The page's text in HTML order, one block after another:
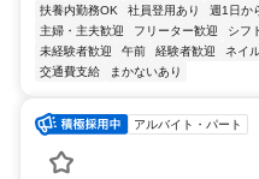
扶養内勤務OK 社員登用あり 週1日か
主婦・主夫歓迎
フリーター歓迎 シフ
未経験者歓迎
午前 経験者歓迎 ネイ
交通費支給
まかないあり
アルバイト・パート